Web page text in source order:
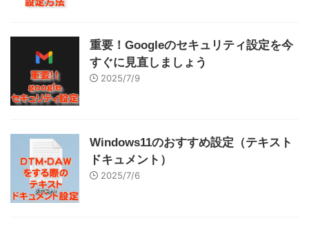
重要！Googleのセキュリティ設定を今
すぐに見直しましょう
2025/7/9
Windows11のおすすめ設定（テキスト
ドキュメント）
2025/7/6